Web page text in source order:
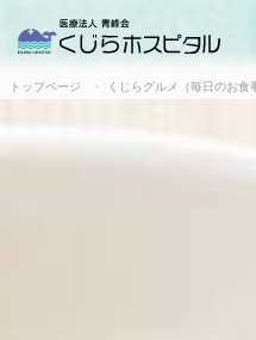
トップページ くじらグルメ（毎日のお食